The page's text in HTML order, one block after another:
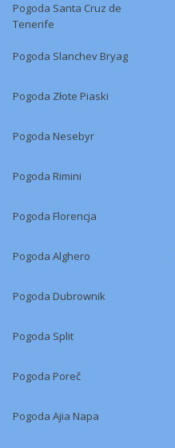
Pogoda Santa Cruz de
Tenerife
Pogoda Slanchev Bryag
Pogoda Złote Piaski
Pogoda Nesebyr
Pogoda Rimini
Pogoda Florencja
Pogoda Alghero
Pogoda Dubrownik
Pogoda Split
Pogoda Poreč
Pogoda Ajia Napa